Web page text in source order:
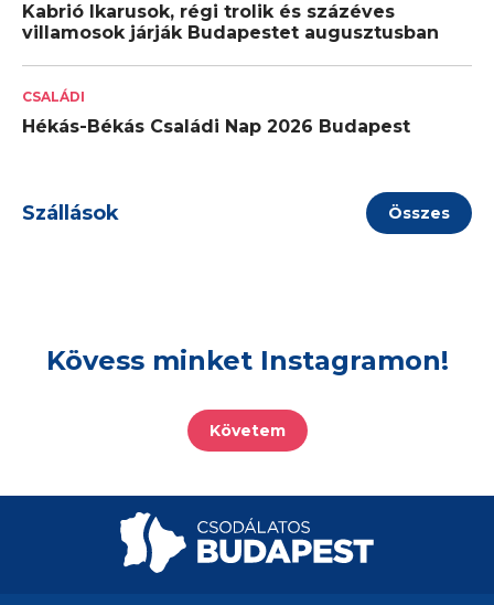
Kabrió Ikarusok, régi trolik és százéves
villamosok járják Budapestet augusztusban
CSALÁDI
Hékás-Békás Családi Nap 2026 Budapest
Szállások Összes
Kövess minket Instagramon!
Követem